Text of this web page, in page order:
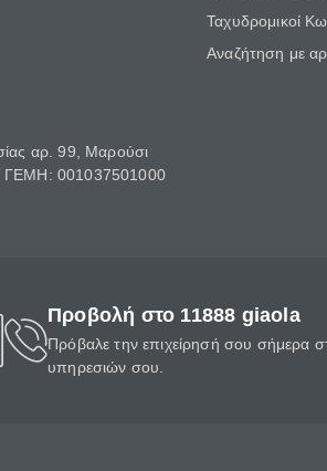
αρ. 99, Μαρούσι
001037501000
Ταχυδρομικοί
Αναζήτηση με
Προβολή στο 11888 giaola
Πρόβαλε την επιχείρησή σου σήμερα
υπηρεσιών σου.